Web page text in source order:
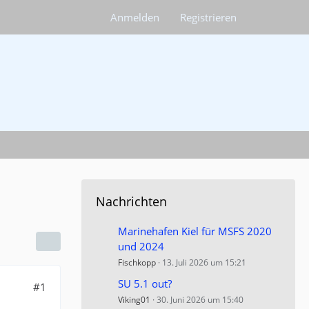
Anmelden Registrieren
#1
Nachrichten
Marinehafen Kiel für MSFS 2020
und 2024
Fischkopp 13. Juli 2026 um 15:21
SU 5.1 out?
Viking01 30. Juni 2026 um 15:40